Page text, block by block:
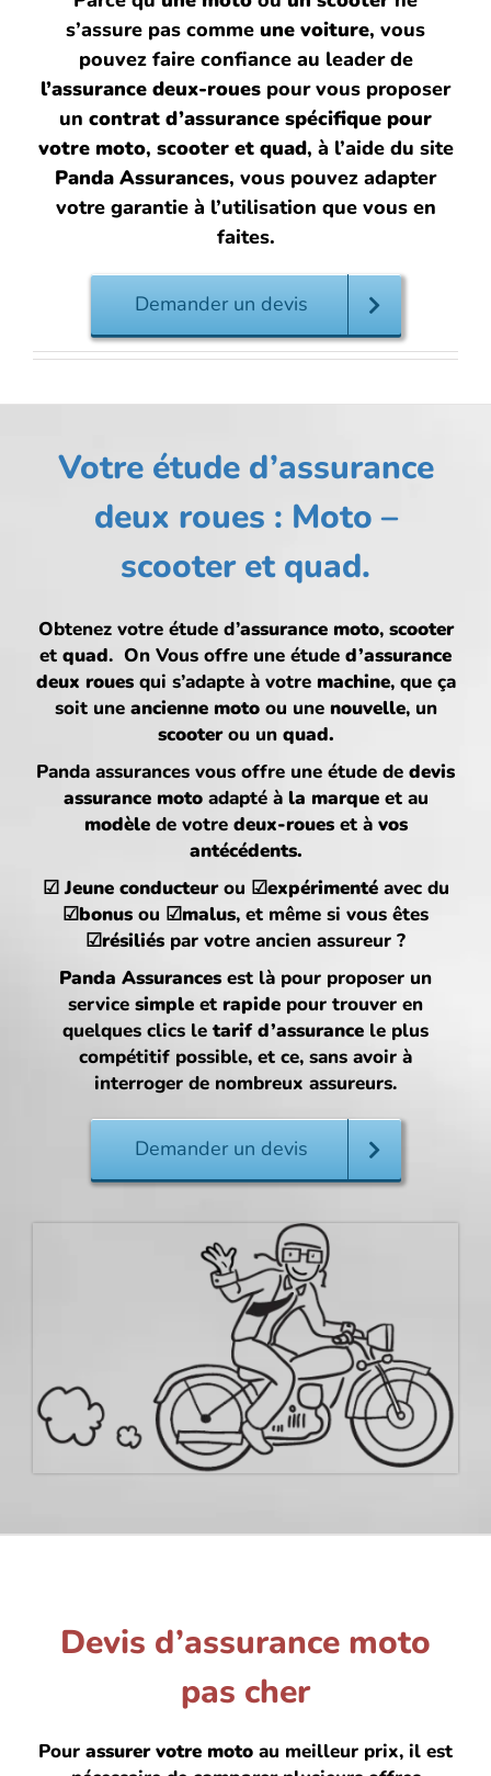
s’assure pas comme une voiture, vous
pouvez faire confiance au leader de
l’assurance deux-roues pour vous proposer
un contrat d’assurance spécifique pour
votre moto, scooter et quad, à l’aide du site
Panda Assurances, vous pouvez adapter
votre garantie à l’utilisation que vous en
faites.
Demander un devis
Votre étude d’assurance
deux roues : Moto –
scooter et quad.
Obtenez votre étude d’assurance moto, scooter
et quad. On Vous offre une étude d’assurance
deux rouesqui s’adapte à votre machine, que ça
soit une ancienne motoou une nouvelle, un
scooterou un quad.
Panda assurances vous offre une étude de devis
assurance motoadapté à la marqueet au
modèlede votre deux-roueset à vos
antécédents.
☑ Jeune conducteurou ☑expérimentéavec du
☑bonus ou ☑malus, et même si vous êtes
☑résiliés par votre ancien assureur ?
Panda Assurances est là pour proposer un
service simple et rapide pour trouver en
quelques clics letarif d’assurance le plus
compétitif possible, et ce, sans avoir à
interroger de nombreux assureurs.
Demander un devis
Devis d’assurance moto
pas cher
Pour assurer votre moto au meilleur prix, il est